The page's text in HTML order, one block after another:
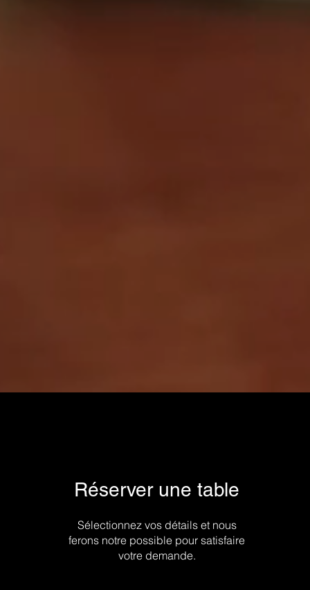
Réserver une table
Sélectionnez vos détails et nous
ferons notre possible pour satisfaire
votre demande.